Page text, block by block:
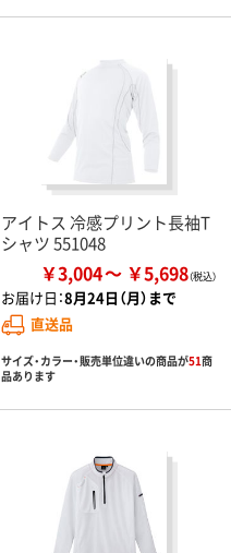
アイトス 冷感プリント長袖T
シャツ 551048
￥3,004 ￥5,698
お届け日：8月24日（月）まで
直送品
サイズ・カラー・販売単位違いの商品が51商
品あります